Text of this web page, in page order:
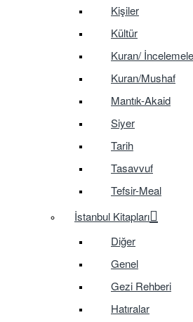
Kişiler
Kültür
Kuran/
Kuran/Mushaf
Mantık-Akaid
Siyer
Tarih
Tasavvuf
Tefsir-Meal
İstanbul Kitapları
Diğer
Genel
Gezi Rehberi
Hatıralar